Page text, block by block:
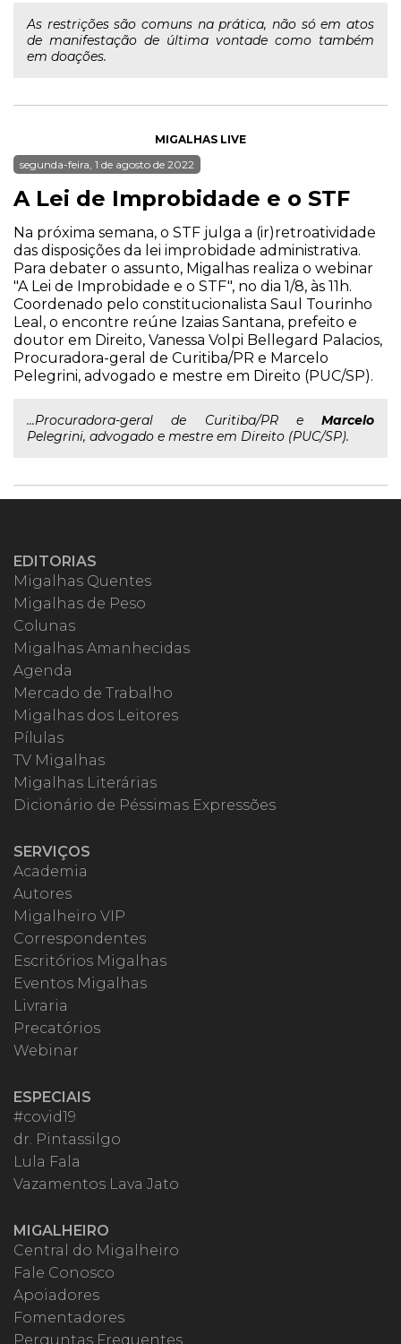
As restrições são comuns na prática, não só em atos
de manifestação de última vontade como também
em doações.
MIGALHAS LIVE
segunda-feira, 1 de agosto de 2022
A Lei de Improbidade e o STF
Na próxima semana, o STF julga a (ir)retroatividade
das disposições da lei improbidade administrativa.
Para debater o assunto, Migalhas realiza o webinar
"A Lei de Improbidade e o STF", no dia 1/8, às 11h.
Coordenado pelo constitucionalista Saul Tourinho
Leal, o encontre reúne Izaias Santana, prefeito e
doutor em Direito, Vanessa Volpi Bellegard Palacios,
Procuradora-geral de Curitiba/PR e Marcelo
Pelegrini, advogado e mestre em Direito (PUC/SP).
...Procuradora-geral de Curitiba/PR e Marcelo
Pelegrini, advogado e mestre em Direito (PUC/SP).
EDITORIAS
Migalhas Quentes
Migalhas de Peso
Colunas
Migalhas Amanhecidas
Agenda
Mercado de Trabalho
Migalhas dos Leitores
Pílulas
TV Migalhas
Migalhas Literárias
Dicionário de Péssimas Expressões
SERVIÇOS
Academia
Autores
Migalheiro VIP
Correspondentes
Escritórios Migalhas
Eventos Migalhas
Livraria
Precatórios
Webinar
ESPECIAIS
#covid19
dr. Pintassilgo
Lula Fala
Vazamentos Lava Jato
MIGALHEIRO
Central do Migalheiro
Fale Conosco
Apoiadores
Fomentadores
Perguntas Frequentes